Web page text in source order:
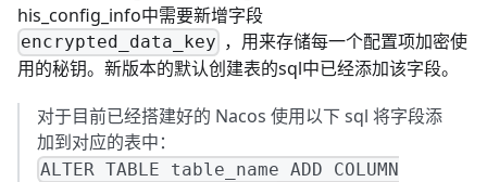
his_config_info中需要新增字段
encrypted_data_key ，用来存储每一个配置项加密使
用的秘钥。新版本的默认创建表的sql中已经添加该字段。
对于目前已经搭建好的 Nacos 使用以下 sql 将字段添
加到对应的表中：
ALTER TABLE table_name ADD COLUMN